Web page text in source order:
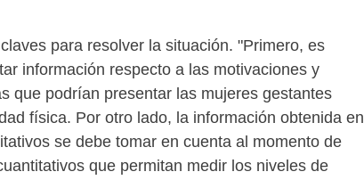
para resolver la situación. "Primero, es
información respecto a las motivaciones y
que podrían presentar las mujeres gestantes
física. Por otro lado, la información obtenida en
se debe tomar en cuenta al momento de
que permitan medir los niveles de